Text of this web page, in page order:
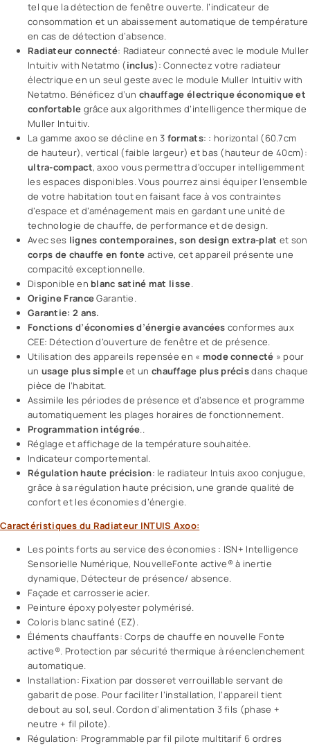
tel que la détection de fenêtre ouverte. l’indicateur de
consommation et un abaissement automatique de température
en cas de détection d’absence.
Radiateur connecté: Radiateur connecté avec le module Muller
Intuitiv with Netatmo (inclus): Connectez votre radiateur
électrique en un seul geste avec le module Muller Intuitiv with
Netatmo. Bénéficez d’unchauffage électrique économique et
confortable grâce aux algorithmes d’intelligence thermique de
Muller Intuitiv.
La gamme axoo se décline en 3 formats: : horizontal (60.7cm
de hauteur), vertical (faible largeur) et bas (hauteur de 40cm):
ultra-compact, axoo vous permettra d’occuper intelligemment
les espaces disponibles. Vous pourrez ainsi équiper l’ensemble
de votre habitation tout en faisant face à vos contraintes
d’espace et d’aménagement mais en gardant une unité de
technologie de chauffe, de performance et de design.
Avec ses lignes contemporaines, son design extra-plat et son
corps de chauffe en fonte active, cet appareil présente une
compacité exceptionnelle.
Disponible en blanc satiné mat lisse.
Origine FranceGarantie.
Garantie: 2 ans.
Fonctions d’économies d’énergie avancées conformes aux
CEE: Détection d’ouverture de fenêtre et de présence.
Utilisation des appareils repensée en « mode connecté » pour
un usage plus simpleet un chauffage plus précisdans chaque
pièce de l’habitat.
Assimile les périodes de présence et d’absence et programme
automatiquement les plages horaires de fonctionnement.
Programmation intégrée..
Réglage et affichage de la température souhaitée.
Indicateur comportemental.
Régulation haute précision: le radiateur Intuis axoo conjugue,
grâce à sa régulation haute précision, une grande qualité de
confort et les économies d’énergie.
Caractéristiques du Radiateur INTUIS Axoo:
Les points forts au service des économies : ISN+ Intelligence
Sensorielle Numérique, NouvelleFonte active® à inertie
dynamique, Détecteur de présence/ absence.
Façade et carrosserie acier.
Peinture époxy polyester polymérisé.
Coloris blanc satiné (EZ).
Éléments chauffants: Corps de chauffe en nouvelle Fonte
active®. Protection par sécurité thermique à réenclenchement
automatique.
Installation: Fixation par dosseret verrouillable servant de
gabarit de pose. Pour faciliter l’installation, l’appareil tient
debout au sol, seul. Cordon d’alimentation 3 fils (phase +
neutre + fil pilote).
Régulation: Programmable par fil pilote multitarif 6 ordres